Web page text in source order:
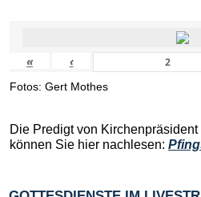
« ‹
Fotos: Gert Mothes
Die Predigt von
können Sie hier nachlesen: